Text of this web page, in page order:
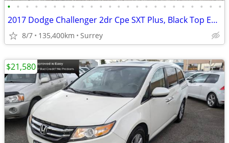
• • • • • • • • • • • • • • • • • • • • • • • •
2017 Dodge Challenger 2dr Cpe SXT Plus, Black Top Edition,
8/7 135,400km Surrey
$21,580